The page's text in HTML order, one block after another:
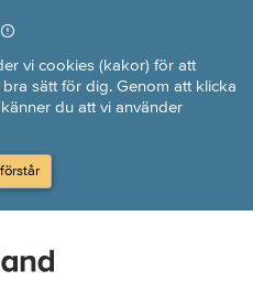
vi cookies (kakor) för att
sätt för dig. Genom att klicka
du att vi använder